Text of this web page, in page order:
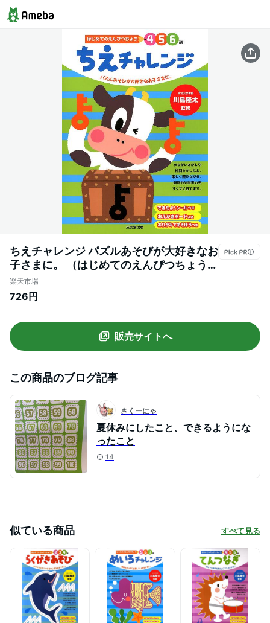
ちえチャレンジ パズルあそびが大好きなお
子さまに。 （はじめてのえんぴつちょう
4・5・6歳） [ 川島隆太 ]
楽天市場
726円
販売サイトへ
この商品のブログ記事
さくーにゃ
夏休みにしたこと、できるようにな
ったこと
14
似ている商品 すべて見る